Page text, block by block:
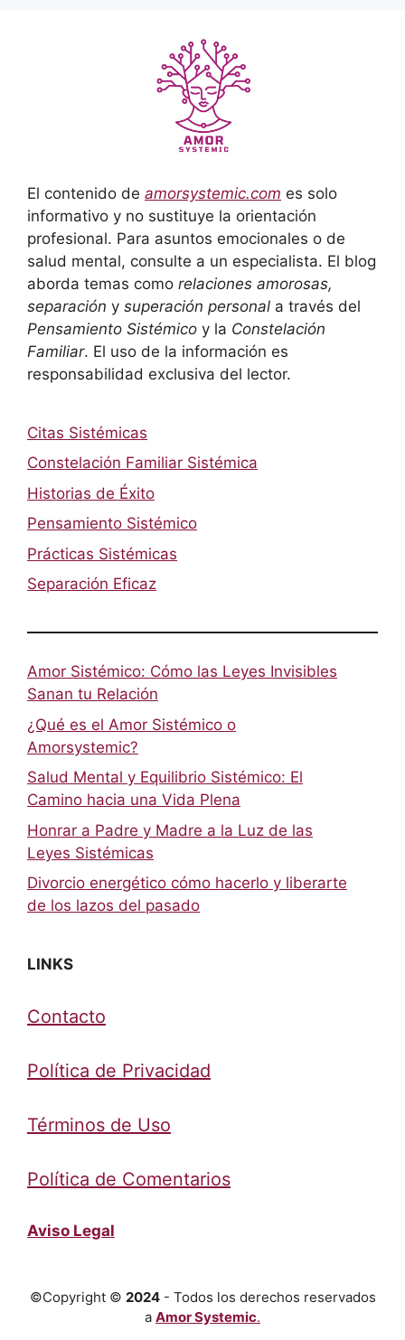
El contenido de amorsystemic.com es solo
informativo y no sustituye la orientación
profesional. Para asuntos emocionales o de
salud mental, consulte a un especialista. El blog
aborda temas como relaciones amorosas,
separación y superación personal a través del
Pensamiento Sistémico y la Constelación
Familiar. El uso de la información es
responsabilidad exclusiva del lector.
Citas Sistémicas
Constelación Familiar Sistémica
Historias de Éxito
Pensamiento Sistémico
Prácticas Sistémicas
Separación Eficaz
Amor Sistémico: Cómo las Leyes Invisibles
Sanan tu Relación
¿Qué es el Amor Sistémico o
Amorsystemic?
Salud Mental y Equilibrio Sistémico: El
Camino hacia una Vida Plena
Honrar a Padre y Madre a la Luz de las
Leyes Sistémicas
Divorcio energético cómo hacerlo y liberarte
de los lazos del pasado
LINKS
Contacto
Política de Privacidad
Términos de Uso
Política de Comentarios
Aviso Legal
©Copyright © 2024- Todos los derechos reservados
a Amor Systemic.